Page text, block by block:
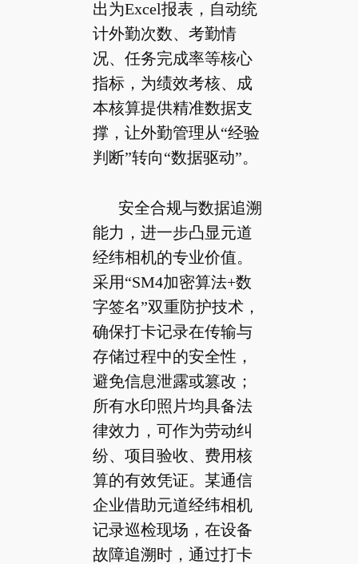
出为Excel报表，自动统
计外勤次数、考勤情
况、任务完成率等核心
指标，为绩效考核、成
本核算提供精准数据支
撑，让外勤管理从“经验
判断”转向“数据驱动”。
安全合规与数据追溯
能力，进一步凸显元道
经纬相机的专业价值。
采用“SM4加密算法+数
字签名”双重防护技术，
确保打卡记录在传输与
存储过程中的安全性，
避免信息泄露或篡改；
所有水印照片均具备法
律效力，可作为劳动纠
纷、项目验收、费用核
算的有效凭证。某通信
企业借助元道经纬相机
记录巡检现场，在设备
故障追溯时，通过打卡